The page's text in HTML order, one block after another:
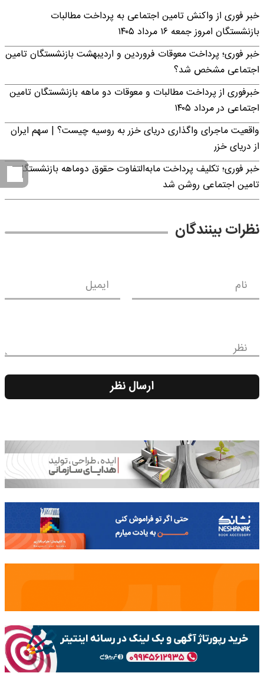
خبر فوری از واکنش تامین اجتماعی به پرداخت مطالبات
بازنشستگان امروز جمعه ۱۶ مرداد ۱۴۰۵
خبر فوری؛ پرداخت معوقات فروردین و اردیبهشت بازنشستگان تامین
اجتماعی مشخص شد؟
خبرفوری از پرداخت مطالبات و معوقات دو ماهه بازنشستگان تامین
اجتماعی در مرداد ۱۴۰۵
واقعیت ماجرای واگذاری دریای خزر به روسیه چیست؟ | سهم ایران
از دریای خزر
خبر فوری؛ تکلیف پرداخت مابه‌التفاوت حقوق دوماهه بازنشستگان
تامین اجتماعی روشن شد
نظرات بینندگان
نام ایمیل
نظر
ارسال نظر